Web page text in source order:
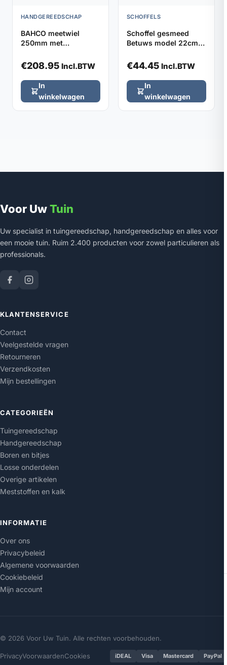
HANDGEREEDSCHAP
BAHCO meetwiel
250mm met
€208.95 Incl.BTW
In
winkelwagen
SCHOFFELS
Schoffel gesmeed
Betuws model 22cm
€44.45 Incl.BTW
In
winkelwagen
Voor UwTuin
Uw specialist in tuingereedschap, handgereedschap en alles voor
een mooie tuin. Ruim 2.400 producten voor zowel particulieren als
professionals.
KLANTENSERVICE
Contact
Veelgestelde vragen
Retourneren
Verzendkosten
Mijn bestellingen
CATEGORIEËN
Tuingereedschap
Handgereedschap
Boren en bitjes
Losse onderdelen
Overige artikelen
Meststoffen en kalk
INFORMATIE
Over ons
Privacybeleid
Algemene voorwaarden
Cookiebeleid
Mijn account
© 2026 Voor Uw Tuin. Alle rechten voorbehouden.
PrivacyVoorwaardenCookies iDEAL Visa Mastercard PayPal